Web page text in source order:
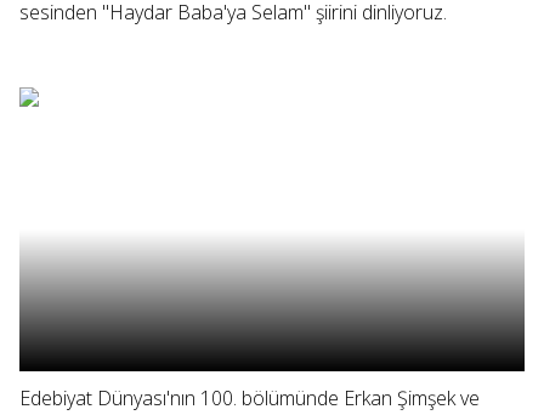
sesinden "Haydar Baba'ya Selam" şiirini dinliyoruz.
Edebiyat Dünyası'nın 100. bölümünde Erkan Şimşek ve